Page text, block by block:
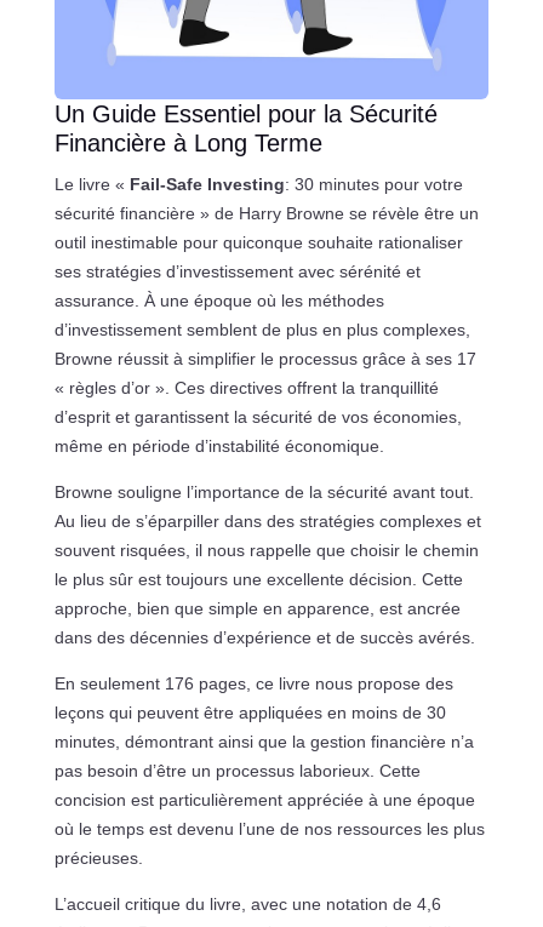
Un Guide Essentiel pour la Sécurité
Financière à Long Terme
Le livre « Fail-Safe Investing: 30 minutes pour votre
sécurité financière » de Harry Browne se révèle être un
outil inestimable pour quiconque souhaite rationaliser
ses stratégies d’investissement avec sérénité et
assurance. À une époque où les méthodes
d’investissement semblent de plus en plus complexes,
Browne réussit à simplifier le processus grâce à ses 17
« règles d’or ». Ces directives offrent la tranquillité
d’esprit et garantissent la sécurité de vos économies,
même en période d’instabilité économique.
Browne souligne l’importance de la sécurité avant tout.
Au lieu de s’éparpiller dans des stratégies complexes et
souvent risquées, il nous rappelle que choisir le chemin
le plus sûr est toujours une excellente décision. Cette
approche, bien que simple en apparence, est ancrée
dans des décennies d’expérience et de succès avérés.
En seulement 176 pages, ce livre nous propose des
leçons qui peuvent être appliquées en moins de 30
minutes, démontrant ainsi que la gestion financière n’a
pas besoin d’être un processus laborieux. Cette
concision est particulièrement appréciée à une époque
où le temps est devenu l’une de nos ressources les plus
précieuses.
L’accueil critique du livre, avec une notation de 4,6